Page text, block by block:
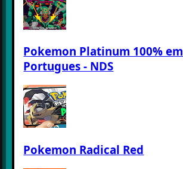
Pokemon Platinum 100% em
Portugues - NDS
Pokemon Radical Red